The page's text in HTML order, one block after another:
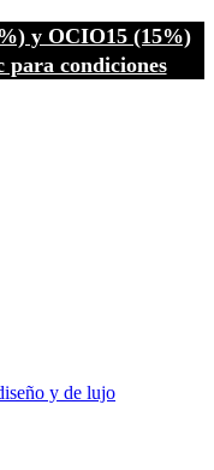
y OCIO15 (15%)
para condiciones